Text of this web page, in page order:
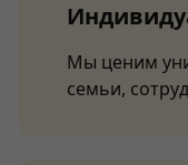
Мы ценим
семьи,